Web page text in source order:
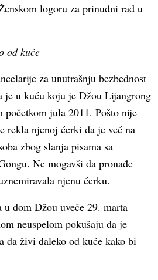
logoru za prinudni rad u
od kuće
za unutrašnju bezbednost
je u kuću koju je Džou Lijangrong
početkom jula 2011. Pošto nije
rekla njenoj ćerki da je već na
zbog slanja pisama sa
Ne mogavši da pronađe
njenu ćerku.
dom Džou uveče 29. marta
neuspelom pokušaju da je
da živi daleko od kuće kako bi